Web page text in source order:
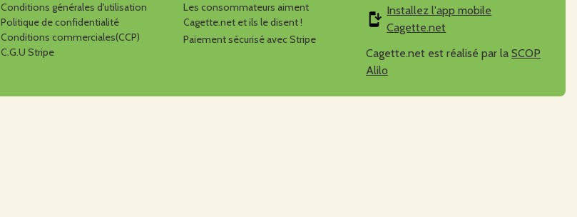
Conditions générales d'utilisation
Politique de confidentialité
Conditions commerciales(CCP)
C.G.U Stripe
Les consommateurs aiment
Cagette.net et ils le disent !
Paiement sécurisé avec Stripe
Installez l'app mobile
Cagette.net
Cagette.net est réalisé par la SCOP
Alilo